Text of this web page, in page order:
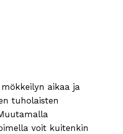
aikaa ja
tuholaisten
voit kuitenkin